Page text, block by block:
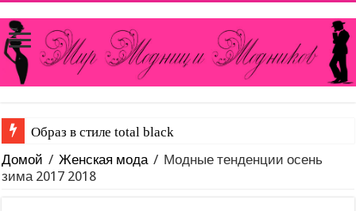
Каким образом можно уменьшить вырез на блузке
Домой / Женская мода / Модные тенденции осень
зима 2017 2018